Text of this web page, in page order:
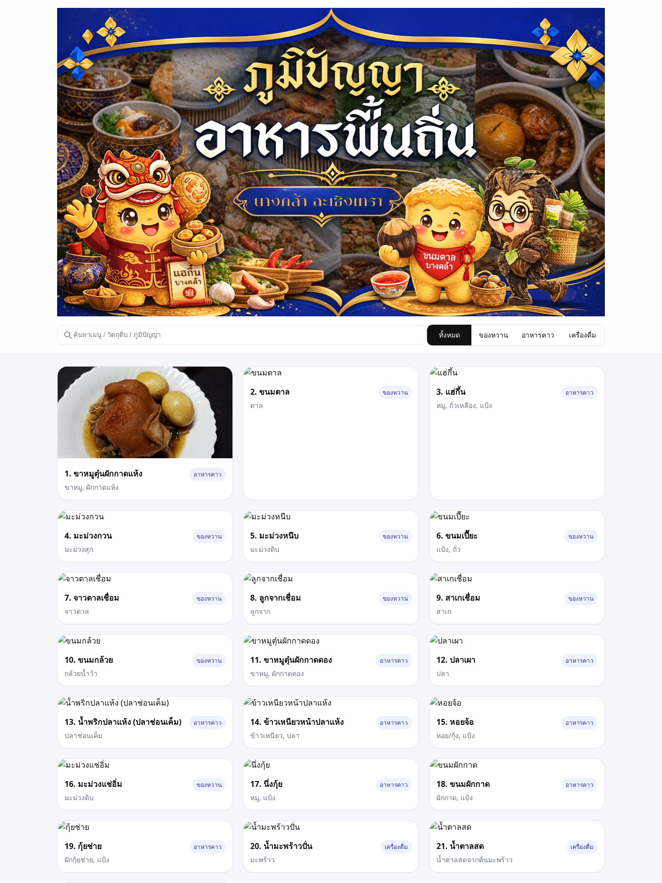
ทั้งหมด ของหวาน อาหารคาว เครื่องดื่ม
1. ขาหมูตุ๋นผักกาดแห้ง
ขาหมู, ผักกาดแห้ง
อาหารคาว
2. ขนมตาล
ตาล
ของหวาน 3. แฮ่กึ้น
หมู, ถั่วเหลือง, แป้ง
อาหารคาว
4. มะม่วงกวน
มะม่วงสุก
ของหวาน 5. มะม่วงหนึบ
มะม่วงดิบ
ของหวาน 6. ขนมเปี๊ยะ
แป้ง, ถั่ว
ของหวาน
7. จาวตาลเชื่อม
จาวตาล
ของหวาน 8. ลูกจากเชื่อม
ลูกจาก
ของหวาน 9. สาเกเชื่อม
สาเก
ของหวาน
10. ขนมกล้วย
กล้วยน้ำว้า
ของหวาน 11. ขาหมูตุ๋นผักกาดดอง
ขาหมู, ผักกาดดอง
อาหารคาว 12. ปลาเผา
ปลา
อาหารคาว
13. น้ำพริกปลาแห้ง (ปลาช่อนเค็ม)
ปลาช่อนเค็ม
อาหารคาว 14. ข้าวเหนียวหน้าปลาแห้ง
ข้าวเหนียว, ปลา
อาหารคาว 15. หอยจ้อ
หอย/กุ้ง, แป้ง
อาหารคาว
16. มะม่วงแช่อิ่ม
มะม่วงดิบ
ของหวาน 17. นึ่งกุ้ย
หมู, แป้ง
อาหารคาว 18. ขนมผักกาด
ผักกาด, แป้ง
อาหารคาว
19. กุ้ยช่าย
ผักกุ้ยช่าย, แป้ง
อาหารคาว 20. น้ำมะพร้าวปั่น
มะพร้าว
เครื่องดื่ม 21. น้ำตาลสด
น้ำตาลสดจากต้นมะพร้าว
เครื่องดื่ม